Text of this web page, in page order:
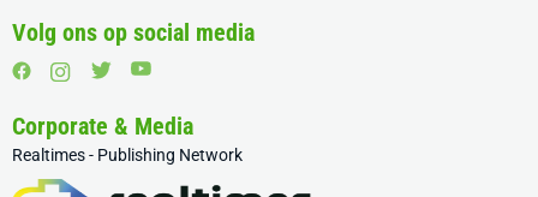
Volg ons op social media
Corporate & Media
Realtimes - Publishing Network